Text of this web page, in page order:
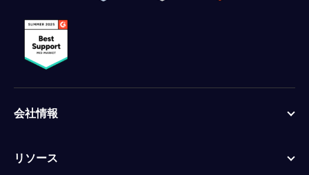
会社情報
リソース